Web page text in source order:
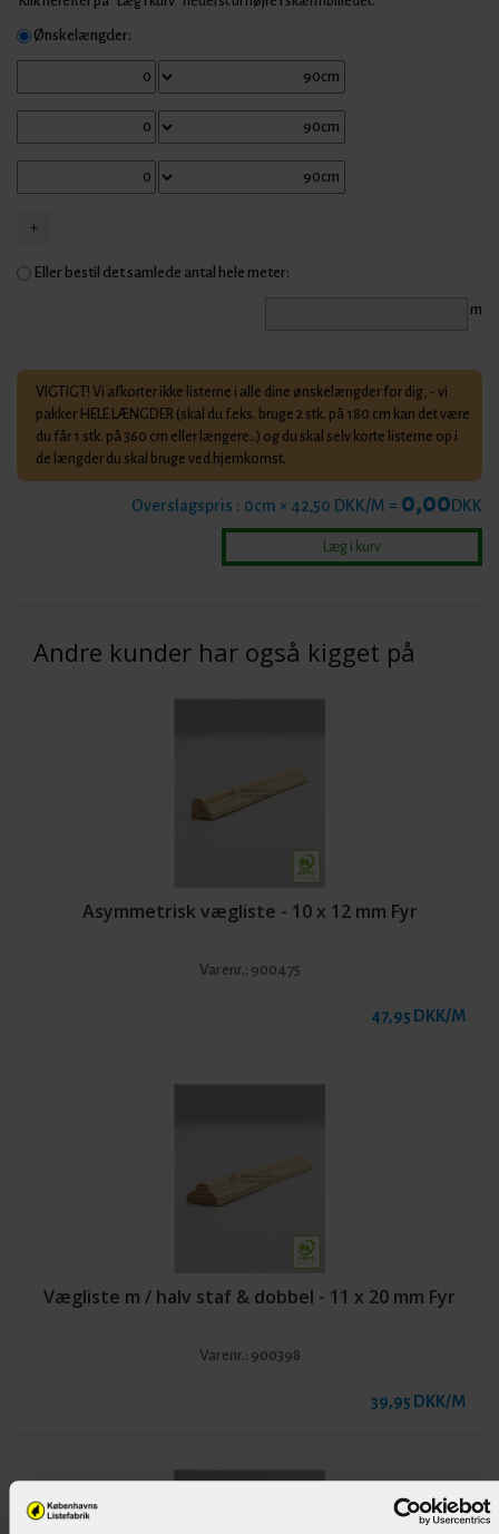
Ønskelængder:
Eller bestil det samlede antal hele meter:
m
VIGTIGT! Vi afkorter ikke listerne i alle dine ønskelængder for dig, - vi
pakker HELE LÆNGDER (skal du f.eks. bruge 2 stk. på 180 cm kan det være
du får 1 stk. på 360 cm eller længere..) og du skal selv korte listerne op i
de længder du skal bruge ved hjemkomst.
Overslagspris : 0cm × 42,50 DKK/M = 0,00DKK
Andre kunder har også kigget på
Asymmetrisk vægliste - 10 x 12 mm Fyr
Varenr.: 900475
47,95 DKK/M
Vægliste m / halv staf & dobbel - 11 x 20 mm Fyr
Varenr.: 900398
39,95 DKK/M